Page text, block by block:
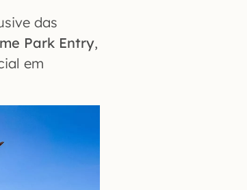
das
Park Entry,
em